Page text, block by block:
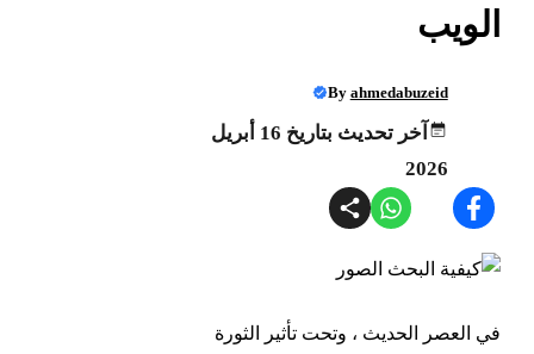
الويب
By ahmedabuzeid
آخر تحديث بتاريخ 16 أبريل
2026
في العصر الحديث ، وتحت تأثير الثورة